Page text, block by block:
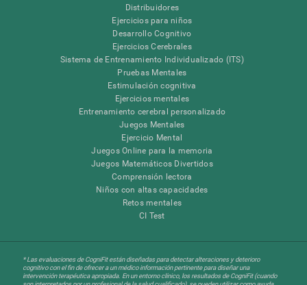
Distribuidores
Ejercicios para niños
Desarrollo Cognitivo
Ejercicios Cerebrales
Sistema de Entrenamiento Individualizado (ITS)
Pruebas Mentales
Estimulación cognitiva
Ejercicios mentales
Entrenamiento cerebral personalizado
Juegos Mentales
Ejercicio Mental
Juegos Online para la memoria
Juegos Matemáticos Divertidos
Comprensión lectora
Niños con altas capacidades
Retos mentales
CI Test
* Las evaluaciones de CogniFit están diseñadas para detectar alteraciones y deterioro
cognitivo con el fin de ofrecer a un médico información pertinente para diseñar una
intervención terapéutica apropiada. En un entorno clínico, los resultados de CogniFit (cuando